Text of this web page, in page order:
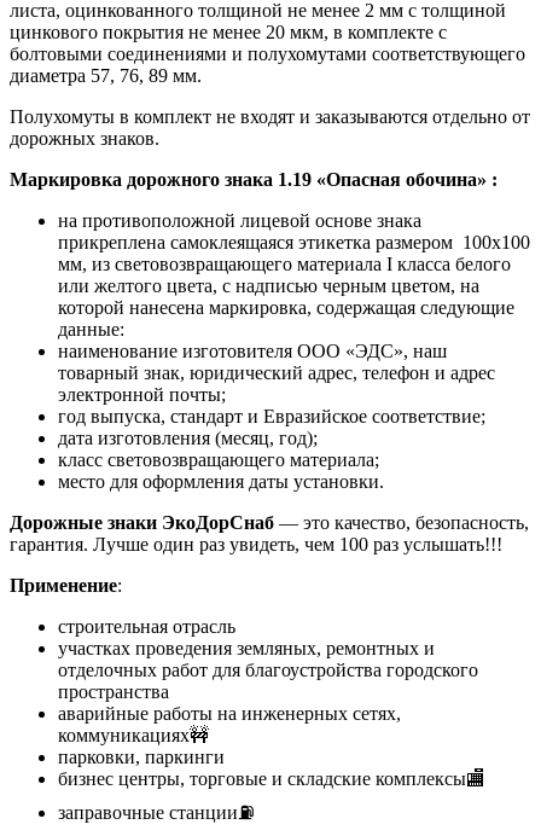
листа, оцинкованного толщиной не менее 2 мм с толщиной
цинкового покрытия не менее 20 мкм, в комплекте с
болтовыми соединениями и полухомутами соответствующего
диаметра 57, 76, 89 мм.
Полухомуты в комплект не входят и заказываются отдельно от
дорожных знаков.
Маркировка дорожного знака 1.19 «Опасная обочина» :
на противоположной лицевой основе знака
прикреплена самоклеящаяся этикетка размером 100х100
мм, из световозвращающего материала I класса белого
или желтого цвета, с надписью черным цветом, на
которой нанесена маркировка, содержащая следующие
данные:
наименование изготовителя ООО «ЭДС», наш
товарный знак, юридический адрес, телефон и адрес
электронной почты;
год выпуска, стандарт и Евразийское соответствие;
дата изготовления (месяц, год);
класс световозвращающего материала;
место для оформления даты установки.
Дорожные знаки ЭкоДорСнаб — это качество, безопасность,
гарантия. Лучше один раз увидеть, чем 100 раз услышать!!!
Применение:
строительная отрасль
участках проведения земляных, ремонтных и
отделочных работ для благоустройства городского
пространства
аварийные работы на инженерных сетях,
коммуникациях🚧
парковки, паркинги
бизнес центры, торговые и складские комплексы🏬
заправочные станции⛽